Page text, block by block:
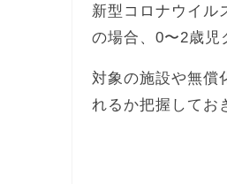
新型コロナウイル
の場合、0〜2歳児
対象の施設や無償
れるか把握してお